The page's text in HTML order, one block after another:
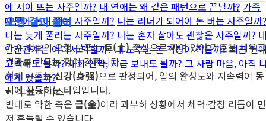
에 서야 뜨는 사주일까?내 연애는 왜 같은 패턴으로 끝날까?가족
때문에 돈이 새는 사주일까? 나는 리더가 되어야 돈 버는 사주일까
나는 늦게 풀리는 사주일까? 나는 혼자 살아도 괜찮은 사주일까?
인간관계는 어디서 막힐까?내 노후는 돈 걱정이 적을까?지금 연
고백해도 될까?재회 연락, 지금 보내도 될까? 그 사람 마음, 아직
에게 있을까?
무료 서비스
오행 결과 풀이
가수 백호의 오행 분포는토(土)중심으로 짜여 있어 기준을 세우고
결과를 만드는 힘이 강합니다.
현재 구조는신강(身强)으로 판정되어, 일의 완성도와 지속력이 동
시에 작동하는 타입입니다.
반대로 약한 축은 금(金)이라 과부하 상황에서 체력·감정 리듬이 먼
저 흔들릴 수 있습니다.